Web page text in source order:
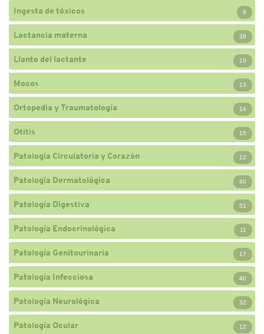
Ingesta de tóxicos 8
Lactancia materna 38
Llanto del lactante 19
Mocos 13
Ortopedia y Traumatología 14
Otitis 15
Patología Circulatoria y Corazón 12
Patología Dermatológica 40
Patología Digestiva 51
Patología Endocrinológica 11
Patología Genitourinaria 17
Patología Infecciosa 40
Patología Neurológica 32
Patología Ocular 12